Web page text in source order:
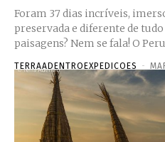
Foram 37 dias incríveis,
preservada e diferente de
paisagens? Nem se fala! O
TERRAADENTROEXPEDICOES -